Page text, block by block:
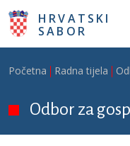
Skoči na glavni sadržaj
HRVATSKI
SABOR
Breadcrumb
Početna Radna tijela
Odbor za